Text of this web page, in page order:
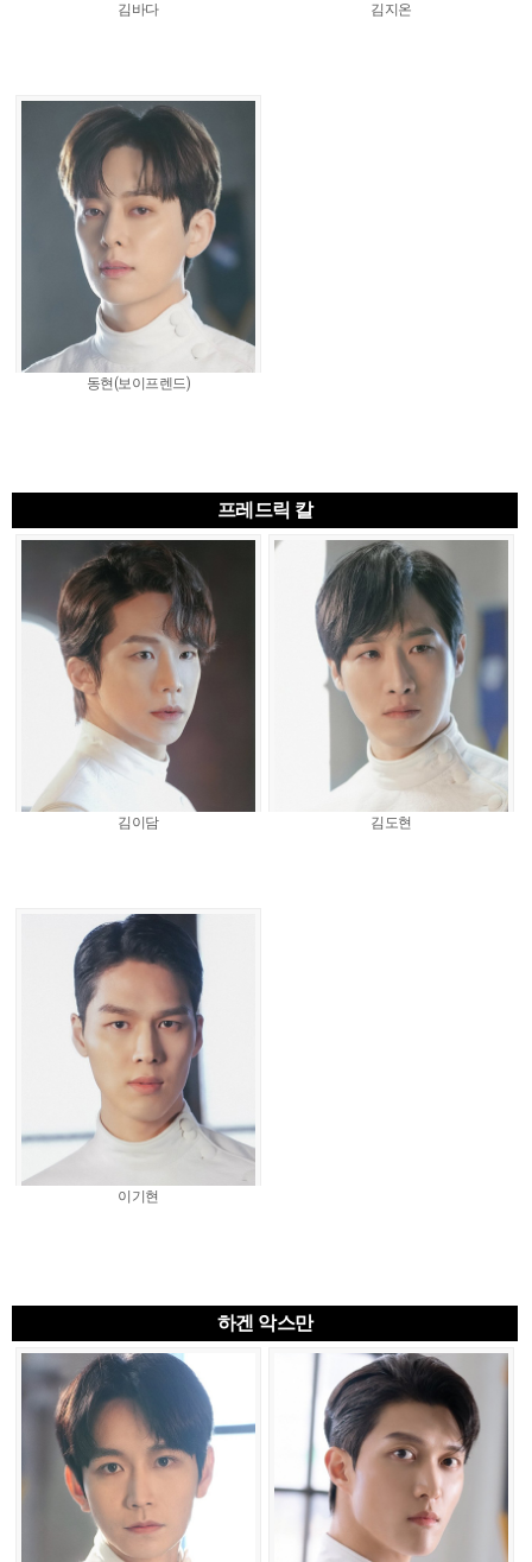
김바다 김지온
동현(보이프렌드)
프레드릭 칼
김이담 김도현
이기현
하겐 악스만